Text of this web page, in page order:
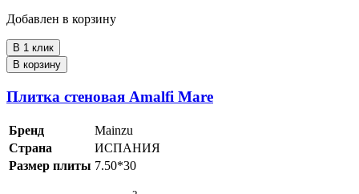
Добавлен в корзину
В 1 клик
В корзину
Плитка стеновая Amalfi Mare
Бренд
Mainzu
Страна
ИСПАНИЯ
Размер плиты 7.50*30